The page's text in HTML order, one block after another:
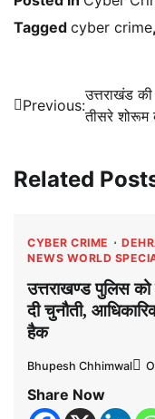
Tagged cyber crime,
Post
Previous:
उत्तराखंड
तीसरे शोरूम
Related
CYBER CRIME
NEWS WORLD
उत्तराखण्ड पुलिस को
दी चुनौती,
हैक
Bhupesh Chhimwal
Share Now